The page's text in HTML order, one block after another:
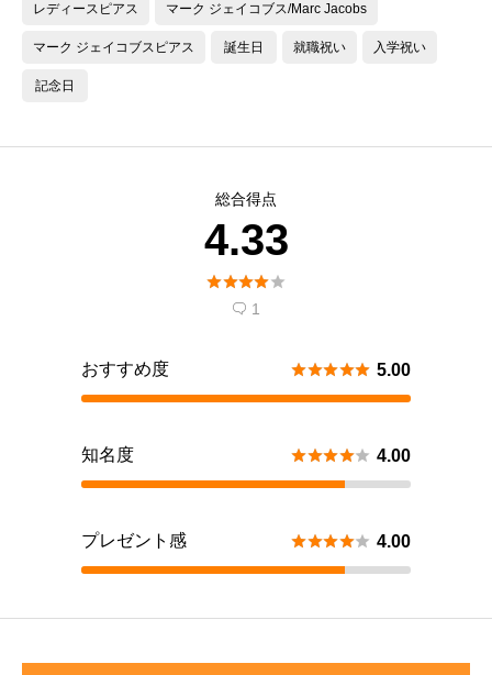
レディースピアス マーク ジェイコブス/Marc Jacobs
マーク ジェイコブスピアス 誕生日 就職祝い 入学祝い
記念日
総合得点
4.33

 1
おすすめ度  5.00
知名度  4.00
プレゼント感  4.00